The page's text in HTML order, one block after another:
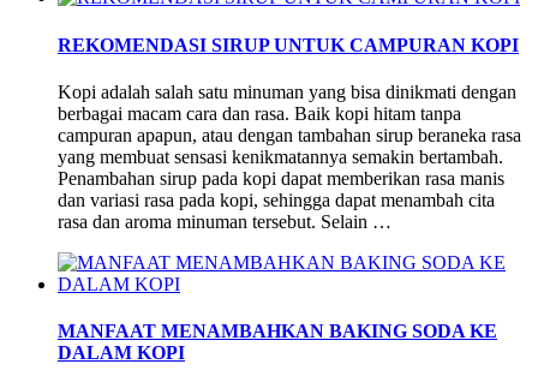
REKOMENDASI SIRUP UNTUK CAMPURAN KOPI
Kopi adalah salah satu minuman yang bisa dinikmati dengan
berbagai macam cara dan rasa. Baik kopi hitam tanpa
campuran apapun, atau dengan tambahan sirup beraneka rasa
yang membuat sensasi kenikmatannya semakin bertambah.
Penambahan sirup pada kopi dapat memberikan rasa manis
dan variasi rasa pada kopi, sehingga dapat menambah cita
rasa dan aroma minuman tersebut. Selain …
MANFAAT MENAMBAHKAN BAKING SODA KE
DALAM KOPI